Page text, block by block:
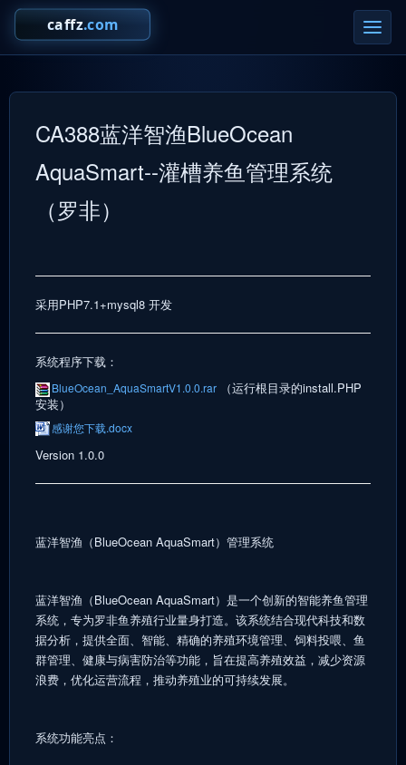
切
换
导
CA388蓝洋智渔BlueOcean
AquaSmart--灌槽养鱼管理系统
（罗非）
采用PHP7.1+mysql8 开发
系统程序下载：
BlueOcean_AquaSmartV1.0.0.rar （运行根目录的install.PHP
安装）
感谢您下载.docx
Version 1.0.0
蓝洋智渔（BlueOcean AquaSmart）管理系统
蓝洋智渔（BlueOcean AquaSmart）是一个创新的智能养鱼管理
系统，专为罗非鱼养殖行业量身打造。该系统结合现代科技和数
据分析，提供全面、智能、精确的养殖环境管理、饲料投喂、鱼
群管理、健康与病害防治等功能，旨在提高养殖效益，减少资源
浪费，优化运营流程，推动养殖业的可持续发展。
系统功能亮点：